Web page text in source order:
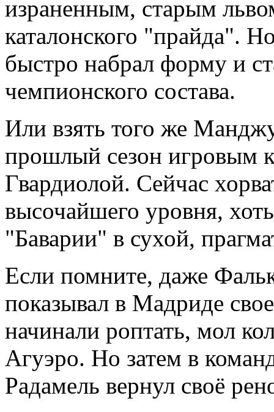
израненным, старым
каталонского "прайда".
быстро набрал форму и
чемпионского состава.
Или взять того же
прошлый сезон игровым
Гвардиолой. Сейчас
высочайшего уровня,
"Баварии" в сухой,
Если помните, даже
показывал в Мадриде
начинали роптать, мол
Агуэро. Но затем в
Радамель вернул своё